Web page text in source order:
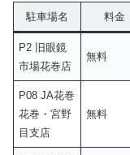
駐車場名 料金
P2 旧眼鏡
市場花巻店
無料
P08 JA花巻
花巻・宮野
目支店
無料